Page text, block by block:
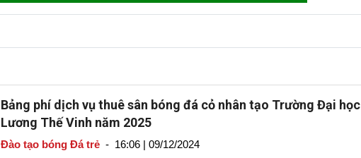
Bảng phí dịch vụ thuê sân bóng đá cỏ nhân tạo Trường Đại học
Lương Thế Vinh năm 2025
Đào tạo bóng Đá trẻ- 16:06 | 09/12/2024